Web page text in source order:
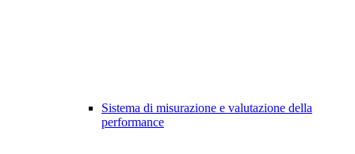
Sistema di misurazione e valutazione della
performance